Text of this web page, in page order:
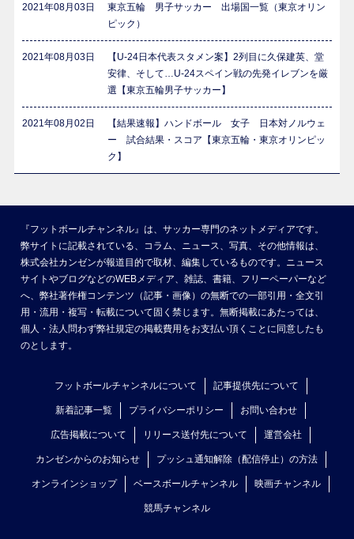
2021年08月03日
東京五輪 男子サッカー 出場国一覧（東京オリン
ピック）
2021年08月03日
【U-24日本代表スタメン案】2列目に久保建英、堂
安律、そして…U-24スペイン戦の先発イレブンを厳
選【東京五輪男子サッカー】
2021年08月02日
【結果速報】ハンドボール 女子 日本対ノルウェ
ー 試合結果・スコア【東京五輪・東京オリンピッ
ク】
『フットボールチャンネル』は、サッカー専門のネットメディアです。
弊サイトに記載されている、コラム、ニュース、写真、その他情報は、
株式会社カンゼンが報道目的で取材、編集しているものです。ニュース
サイトやブログなどのWEBメディア、雑誌、書籍、フリーペーパーなど
へ、弊社著作権コンテンツ（記事・画像）の無断での一部引用・全文引
用・流用・複写・転載について固く禁じます。無断掲載にあたっては、
個人・法人問わず弊社規定の掲載費用をお支払い頂くことに同意したも
のとします。
フットボールチャンネルについて 記事提供先について
新着記事一覧 プライバシーポリシー お問い合わせ
広告掲載について リリース送付先について 運営会社
カンゼンからのお知らせ プッシュ通知解除（配信停止）の方法
オンラインショップ ベースボールチャンネル 映画チャンネル
競馬チャンネル